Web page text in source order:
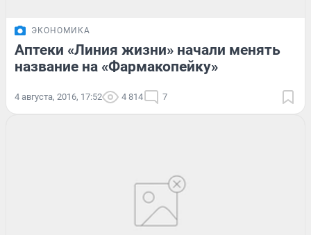
ЭКОНОМИКА
Аптеки «Линия жизни» начали менять
название на «Фармакопейку»
4 августа, 2016, 17:52 4 814 7